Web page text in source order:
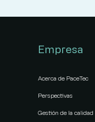
Empresa
Acerca de PaceTec
Perspectivas
Gestión de la calidad